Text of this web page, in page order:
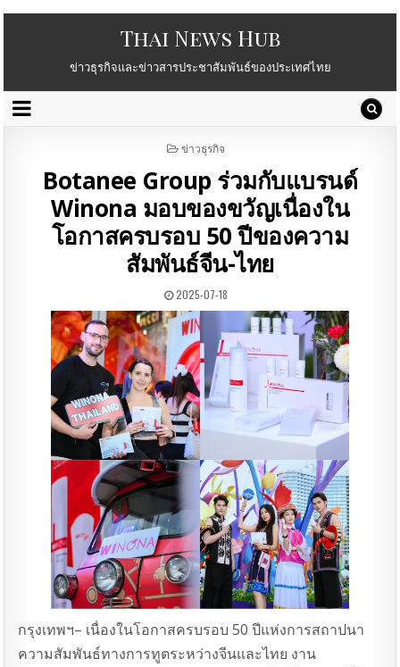
Thai News Hub
ข่าวธุรกิจและข่าวสารประชาสัมพันธ์ของประเทศไทย
POSTED
ข่าวธุรกิจ
Botanee Group ร่วมกับแบรนด์
Winona มอบของขวัญเนื่องใน
โอกาสครบรอบ 50 ปีของความ
สัมพันธ์จีน-ไทย
2025-07-18
กรุงเทพฯ– เนื่องในโอกาสครบรอบ 50 ปีแห่งการสถาปนา
ความสัมพันธ์ทางการทูตระหว่างจีนและไทย งาน